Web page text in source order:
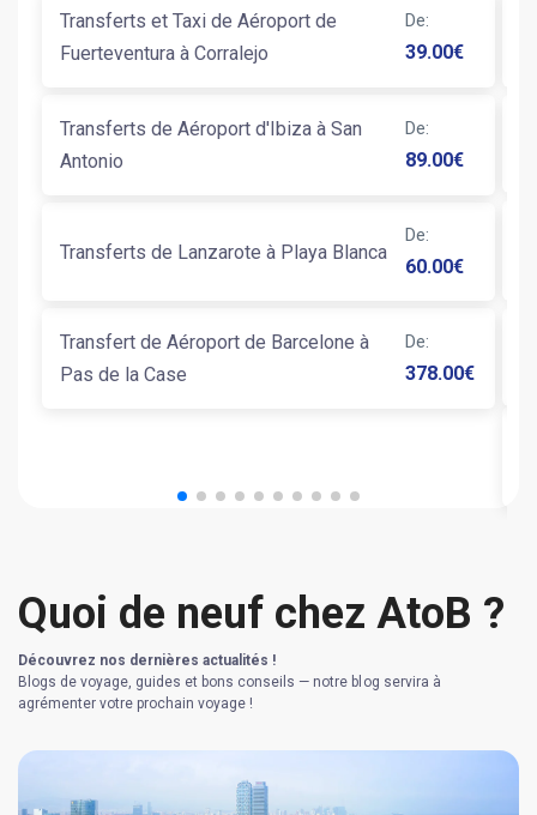
Transferts et Taxi de Aéroport de
Fuerteventura à Corralejo
De:
39.00€
Transferts de Aéroport d'Ibiza à San
Antonio
De:
89.00€
Transferts de Lanzarote à Playa Blanca
De:
60.00€
Transfert de Aéroport de Barcelone à
Pas de la Case
De:
378.00€
Quoi de neuf chez AtoB ?
Découvrez nos dernières actualités !
Blogs de voyage, guides et bons conseils — notre blog servira à
agrémenter votre prochain voyage !